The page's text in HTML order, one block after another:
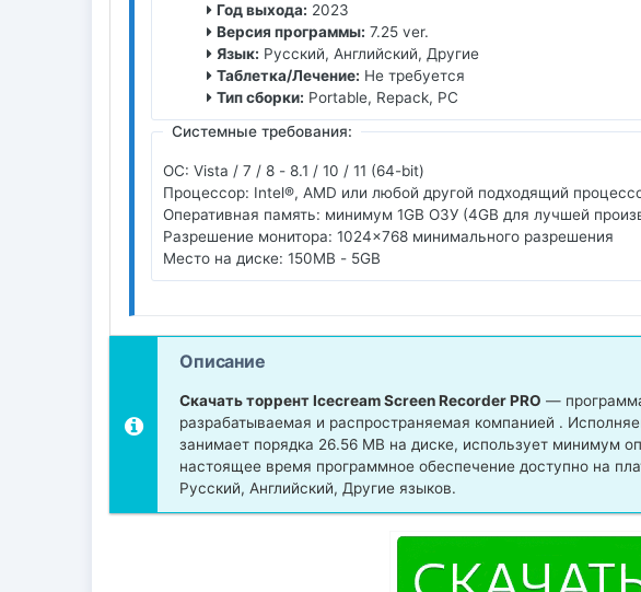
Год выхода: 2023
Версия программы: 7.25 ver.
Язык: Русский, Английский, Другие
Таблетка/Лечение: Не требуется
Тип сборки: Portable, Repack, PC
Системные требования:
ОС: Vista / 7 / 8 - 8.1 / 10 / 11 (64-bit)
Процессор: Intel®, AMD или любой другой подходящий
Оперативная память: минимум 1GB ОЗУ (4GB для лучшей
Разрешение монитора: 1024x768 минимального разрешения
Место на диске: 150MB - 5GB
Описание
Скачать торрент Icecream Screen Recorder PRO —
разрабатываемая и распространяемая компанией .
занимает порядка 26.56 MB на диске, использует минимум
настоящее время программное обеспечение доступно на
Русский, Английский, Другие языков.